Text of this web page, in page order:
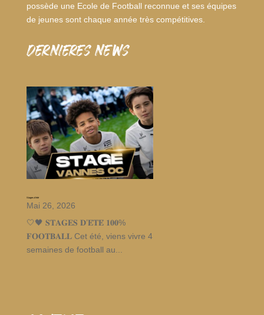
possède une Ecole de Football reconnue et ses équipes
de jeunes sont chaque année très compétitives.
dernieres news
Stages d’été
Mai 26, 2026
🤍🖤 𝐒𝐓𝐀𝐆𝐄𝐒 𝐃’𝐄́𝐓𝐄́ 𝟏𝟎𝟎%
𝐅𝐎𝐎𝐓𝐁𝐀𝐋𝐋 Cet été, viens vivre 4
semaines de football au...